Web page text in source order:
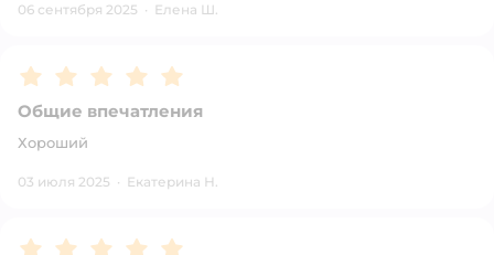
06 сентября 2025 · Елена Ш.
Рейтинг:5
Общие впечатления
Хороший
03 июля 2025 · Екатерина Н.
Рейтинг:5